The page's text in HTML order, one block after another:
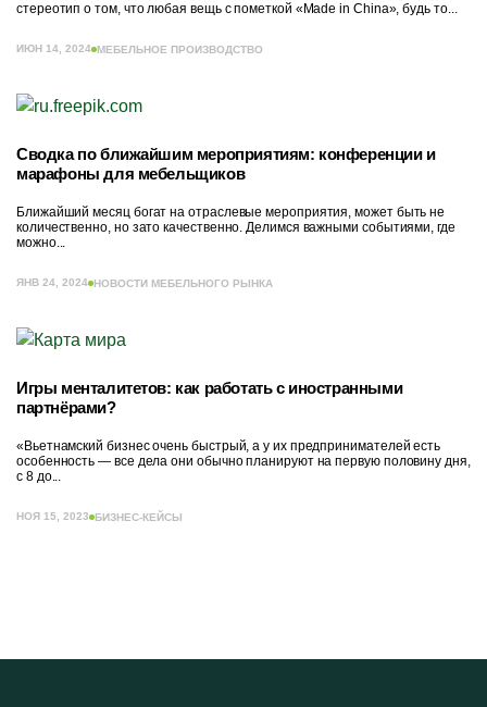
стереотип о том, что любая вещь с пометкой «Made in China», будь то...
ИЮН 14, 2024 МЕБЕЛЬНОЕ ПРОИЗВОДСТВО
Сводка по ближайшим мероприятиям: конференции и
марафоны для мебельщиков
Ближайший месяц богат на отраслевые мероприятия, может быть не
количественно, но зато качественно. Делимся важными событиями, где
можно...
ЯНВ 24, 2024 НОВОСТИ МЕБЕЛЬНОГО РЫНКА
Игры менталитетов: как работать с иностранными
партнёрами?
«Вьетнамский бизнес очень быстрый, а у их предпринимателей есть
особенность — все дела они обычно планируют на первую половину дня,
с 8 до...
НОЯ 15, 2023 БИЗНЕС-КЕЙСЫ